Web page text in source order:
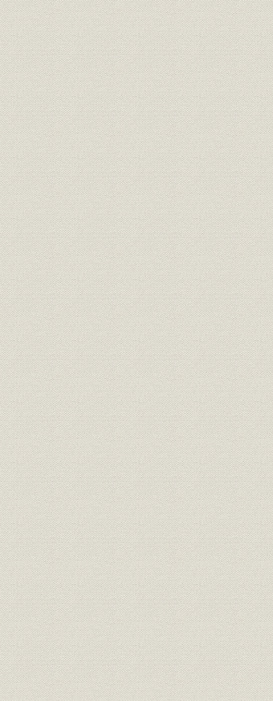
事業所;施設 本社
経営理念 創立趣意書 明治20年2
定款
東京人造肥料会社定款(原始定
款)
明治20年4
定款
日産化学工業株式会社定款(現行
定款)
平成18年6
沿革 会社経歴図
1887年
19年)
沿革;事業所 工場経歴図 1885年
役員 歴代社長
役員 歴代社長
役員 現役員
役員;関係会社 関係会社社長